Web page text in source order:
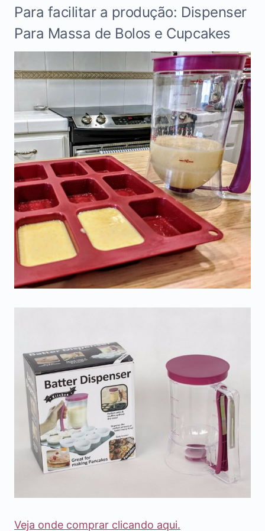
Para facilitar a produção: Dispenser
Para Massa de Bolos e Cupcakes
Veja onde comprar clicando aqui.